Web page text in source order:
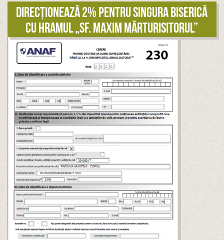
Direcționează 2% pentru singura biserică
cu hramul „Sf. Maxim Mărturisitorul”